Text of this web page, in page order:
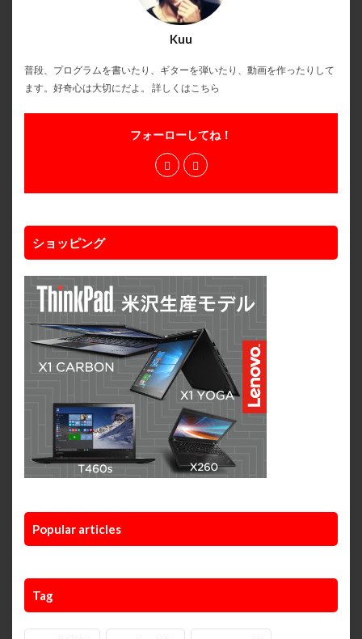
Kuu
普段、プログラムを書いたり、ギターを弾いたり、動画を作ったりして
ます。好奇心は大切にだよ。 詳しくはこちら
フォーローしてね！
ショッピング
Popular articles
Tag